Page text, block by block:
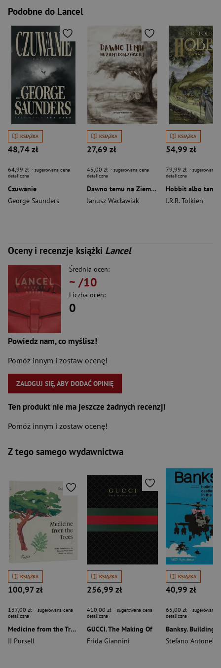
Podobne do Lancel
KSIĄŻKA
48,74 zł
64,99 zł - sugerowana cena
detaliczna
Czuwanie
George Saunders
KSIĄŻKA
27,69 zł
45,00 zł - sugerowana cena
detaliczna
Dawno temu na Ziemi Dobrzyńskiej
Janusz Wacławiak
KSIĄŻKA
54,99 zł
79,99 zł - sugerowana
detaliczna
J.R.R. Tolkien
Oceny i recenzje książki Lancel
Średnia ocen:
~ /10
Liczba ocen:
0
Powiedz nam, co myślisz!
Pomóż innym i zostaw ocenę!
ZALOGUJ SIĘ, ABY DODAĆ OPINIĘ
Ten produkt nie ma jeszcze żadnych recenzji
Pomóż innym i zostaw ocenę!
Z tego samego wydawnictwa
KSIĄŻKA
100,97 zł
137,00 zł - sugerowana cena
detaliczna
Medicine from the Trees
JJ Pursell
KSIĄŻKA
256,99 zł
410,00 zł - sugerowana cena
detaliczna
GUCCI. The Making Of
Frida Giannini
KSIĄŻKA
40,99 zł
65,00 zł - sugerowana
detaliczna
Stefano Antonelli